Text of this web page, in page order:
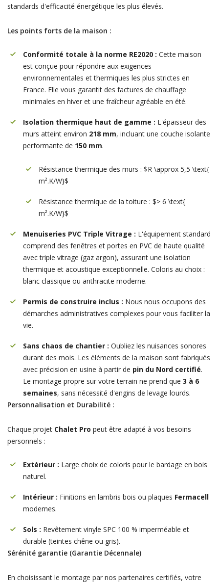
standards d'efficacité énergétique les plus élevés.
Les points forts de la maison :
Conformité totale à la norme RE2020 : Cette maison
est conçue pour répondre aux exigences
environnementales et thermiques les plus strictes en
France. Elle vous garantit des factures de chauffage
minimales en hiver et une fraîcheur agréable en été.
Isolation thermique haut de gamme : L'épaisseur des
murs atteint environ 218 mm, incluant une couche isolante
performante de 150 mm.
Résistance thermique des murs : $R \approx 5,5 \text{
m².K/W}$
Résistance thermique de la toiture : $> 6 \text{
m².K/W}$
Menuiseries PVC Triple Vitrage : L'équipement standard
comprend des fenêtres et portes en PVC de haute qualité
avec triple vitrage (gaz argon), assurant une isolation
thermique et acoustique exceptionnelle. Coloris au choix :
blanc classique ou anthracite moderne.
Permis de construire inclus : Nous nous occupons des
démarches administratives complexes pour vous faciliter la
vie.
Sans chaos de chantier : Oubliez les nuisances sonores
durant des mois. Les éléments de la maison sont fabriqués
avec précision en usine à partir de pin du Nord certifié.
Le montage propre sur votre terrain ne prend que 3 à 6
semaines, sans nécessité d'engins de levage lourds.
Personnalisation et Durabilité :
Chaque projet Chalet Pro peut être adapté à vos besoins
personnels :
Extérieur : Large choix de coloris pour le bardage en bois
naturel.
Intérieur : Finitions en lambris bois ou plaques Fermacell
modernes.
Sols : Revêtement vinyle SPC 100 % imperméable et
durable (teintes chêne ou gris).
Sérénité garantie (Garantie Décennale)
En choisissant le montage par nos partenaires certifiés, votre